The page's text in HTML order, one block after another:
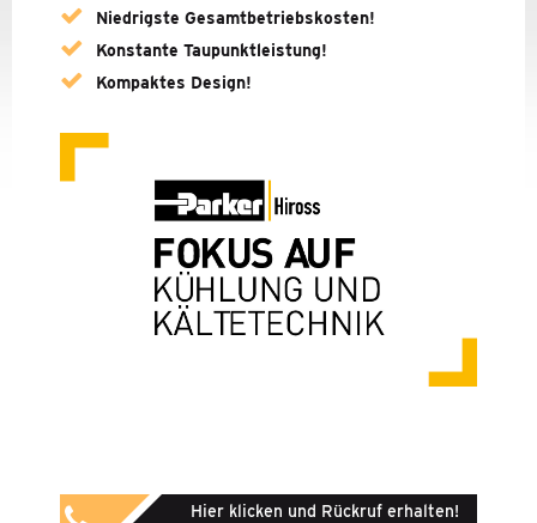
KONTAKT & DOWNLOADS
Niedrigste Gesamtbetriebskosten!
Konstante Taupunktleistung!
Kompaktes Design!
Hier klicken und Rückruf erhalten!